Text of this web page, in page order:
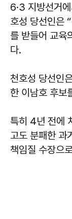
6·3 지방선거
호성 당선인은
를 받들어 교육
다.
천호성 당선인
한 이남호 후보
특히 4년 전에
고도 분패한 과
책임질 수장으